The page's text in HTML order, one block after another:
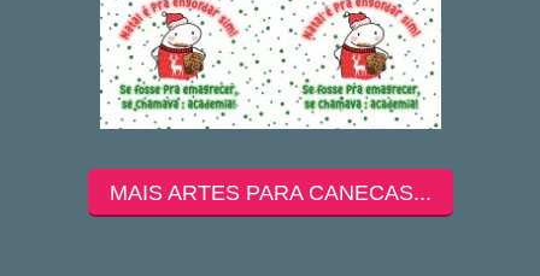
MAIS ARTES PARA CANECAS...